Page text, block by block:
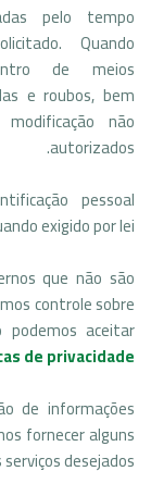
pelo tempo
Quando
de meios
e roubos, bem
não
autorizados.
pessoal
exigido por lei.
que não são
controle sobre
aceitar
de privacidade
de informações
fornecer alguns
desejados.